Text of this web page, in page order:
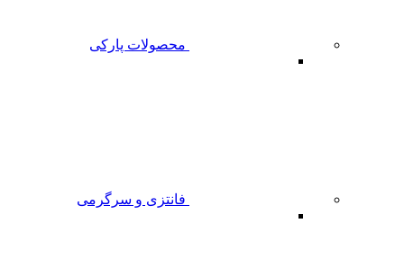
محصولات پارکی
فانتزی و سرگرمی